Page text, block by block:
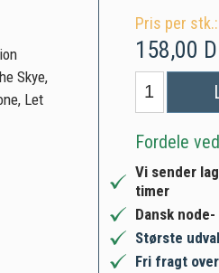
Skye,
Let
Pris per stk.:
158,00
Fordele
Vi sender
timer
Dansk
Største
Fri fragt